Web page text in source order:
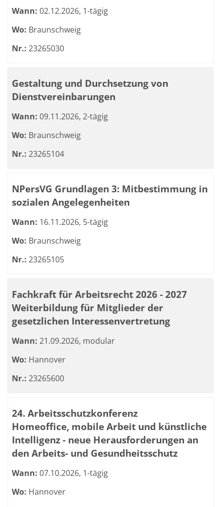
Wann: 02.12.2026, 1-tägig
Wo: Braunschweig
Nr.: 23265030
Gestaltung und Durchsetzung von
Dienstvereinbarungen
Wann: 09.11.2026, 2-tägig
Wo: Braunschweig
Nr.: 23265104
NPersVG Grundlagen 3: Mitbestimmung in
sozialen Angelegenheiten
Wann: 16.11.2026, 5-tägig
Wo: Braunschweig
Nr.: 23265105
Fachkraft für Arbeitsrecht 2026 - 2027
Weiterbildung für Mitglieder der
gesetzlichen Interessenvertretung
Wann: 21.09.2026, modular
Wo: Hannover
Nr.: 23265600
24. Arbeitsschutzkonferenz
Homeoffice, mobile Arbeit und künstliche
Intelligenz - neue Herausforderungen an
den Arbeits- und Gesundheitsschutz
Wann: 07.10.2026, 1-tägig
Wo: Hannover